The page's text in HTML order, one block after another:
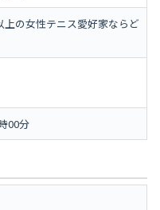
の女性テニス愛好家ならど
00分